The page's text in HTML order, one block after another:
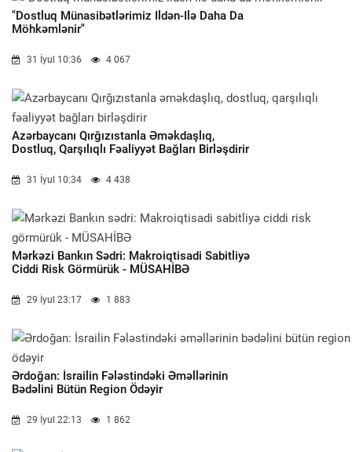
"Dostluq Münasibətlərimiz Ildən-Ilə Daha Da
Möhkəmlənir"
31 İyul 10:36 4 067
Azərbaycanı Qırğızıstanla Əməkdaşlıq,
Dostluq, Qarşılıqlı Fəaliyyət Bağları Birləşdirir
31 İyul 10:34 4 438
Mərkəzi Bankın Sədri: Makroiqtisadi Sabitliyə
Ciddi Risk Görmürük - MÜSAHİBƏ
29 İyul 23:17 1 883
Ərdoğan: İsrailin Fələstindəki Əməllərinin
Bədəlini Bütün Region Ödəyir
29 İyul 22:13 1 862